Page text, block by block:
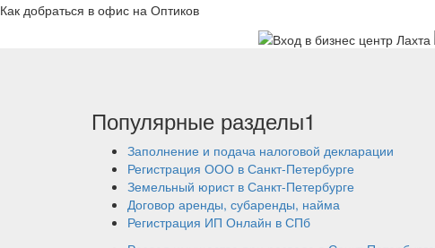
Как добраться в офис на Оптиков
Популярные разделы1
Заполнение и подача налоговой декларации
Регистрация ООО в Санкт-Петербурге
Земельный юрист в Санкт-Петербурге
Договор аренды, субаренды, найма
Регистрация ИП Онлайн в СПб